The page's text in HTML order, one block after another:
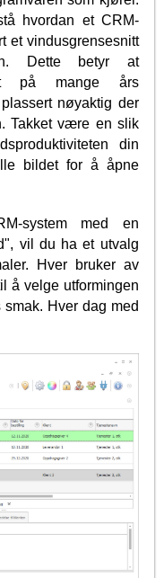
hvordan et CRM-
et vindusgrensesnitt
Dette betyr at
på mange års
nøyaktig der
Takket være en slik
din
bildet for å åpne
system med en
vil du ha et utvalg
Hver bruker av
å velge utformingen
Hver dag med